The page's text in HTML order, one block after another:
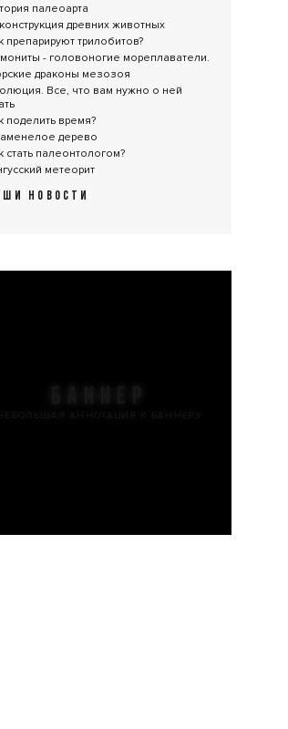
палеоарта
древних животных
препарируют трилобитов?
- головоногие мореплаватели.
драконы мезозоя
Все, что вам нужно о ней
поделить время?
дерево
стать палеонтологом?
метеорит
НОВОСТИ